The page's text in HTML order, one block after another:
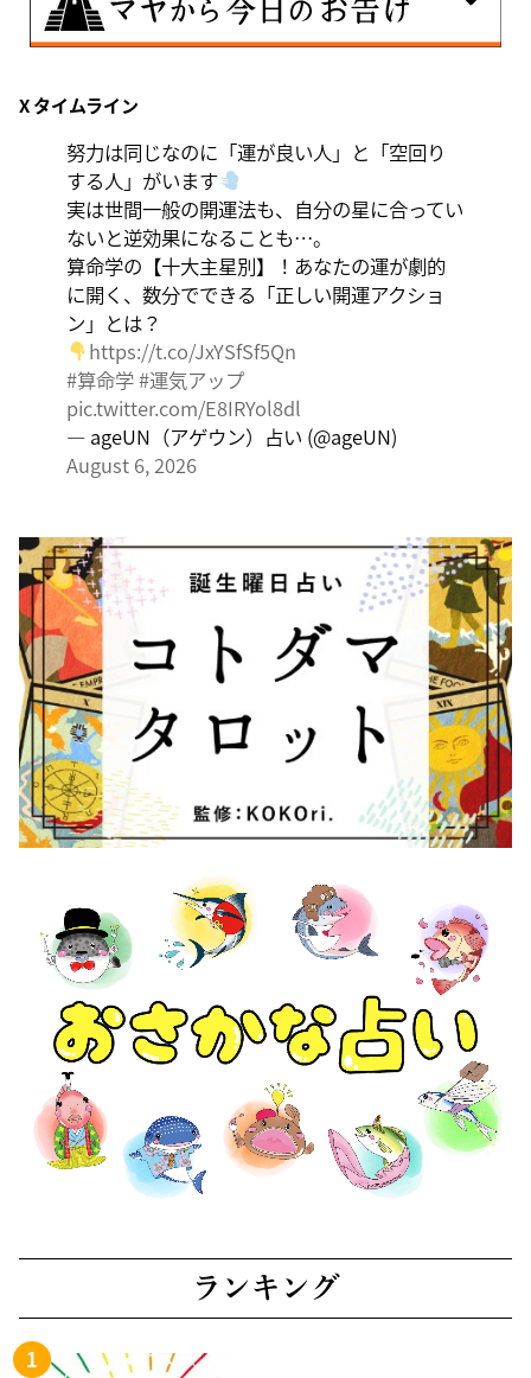
伝統や歴史的な過去のやり方・道筋を踏襲する日。あな
を。
X タイムライン
努力は同じなのに「運が良い人」と「空回り
する人」がいます
実は世間一般の開運法も、自分の星に合ってい
ないと逆効果になることも…。
算命学の【十大主星別】！あなたの運が劇的
に開く、数分でできる「正しい開運アクショ
ン」とは？
https://t.co/JxYSfSf5Qn
#算命学#運気アップ
pic.twitter.com/E8IRYol8dl
— ageUN（アゲウン）占い (@ageUN)
August 6, 2026
ランキング